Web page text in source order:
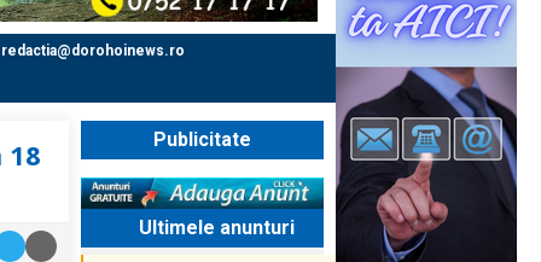
redactia@dorohoinews.ro
Publicitate
Ultimele anunturi